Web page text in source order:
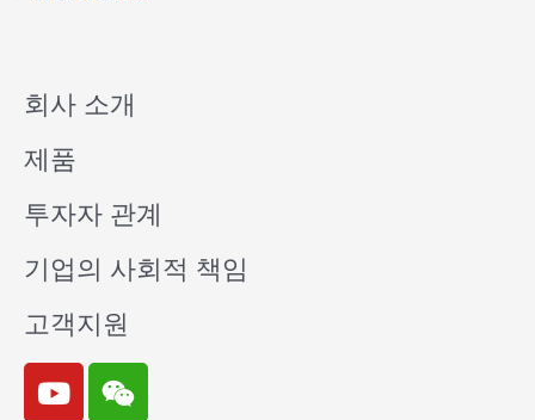
회사 소개
제품
투자자 관계
기업의 사회적 책임
고객지원
Y
o
W
e